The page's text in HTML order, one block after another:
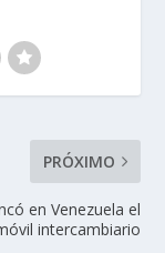
PRÓXIMO
en Venezuela el
intercambiario